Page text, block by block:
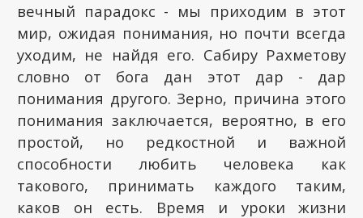
вечный парадокс - мы приходим в этот
мир, ожидая понимания, но почти всегда
уходим, не найдя его. Сабиру Рахметову
словно от бога дан этот дар - дар
понимания другого. Зерно, причина этого
понимания заключается, вероятно, в его
простой, но редкостной и важной
способности любить человека как
такового, принимать каждого таким,
каков он есть. Время и уроки жизни